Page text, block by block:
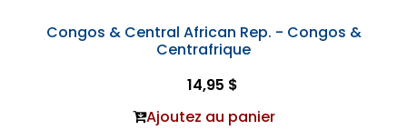
Congos & Central African Rep. - Congos &
Centrafrique
14,95 $
Ajoutez au panier